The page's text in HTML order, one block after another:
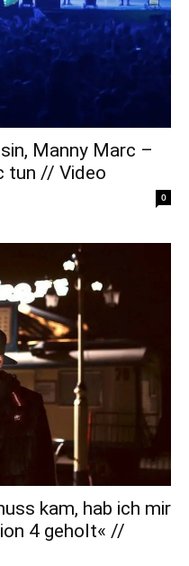
Manny Marc –
tun // Video
0
kam, hab ich mir
4 geholt« //